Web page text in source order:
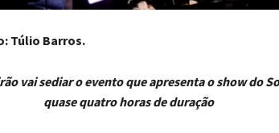
Túlio Barros.
vai sediar o evento que apresenta o show do
quase quatro horas de duração